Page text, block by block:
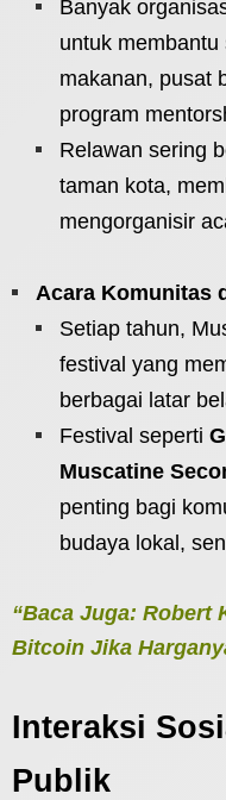
Banyak
untuk
makanan, pusat
program
Relawan sering
taman kota,
mengorganisir
Acara Komunitas
Setiap tahun,
festival yang
berbagai latar
Festival seperti
Muscatine
penting bagi
budaya lokal,
“Baca Juga: Robert
Bitcoin Jika
Interaksi
Publik